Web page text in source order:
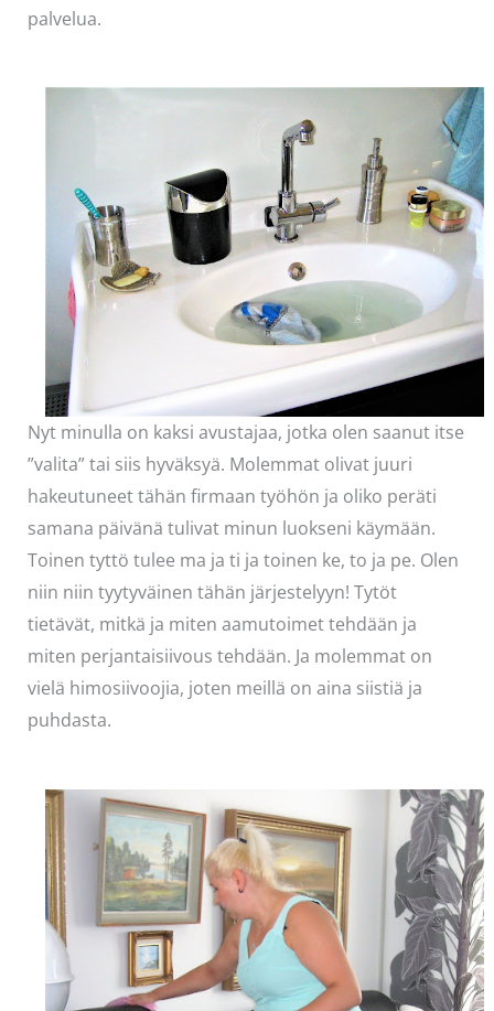
palvelua.
Nyt minulla on kaksi avustajaa, jotka olen saanut itse
”valita” tai siis hyväksyä. Molemmat olivat juuri
hakeutuneet tähän firmaan työhön ja oliko peräti
samana päivänä tulivat minun luokseni käymään.
Toinen tyttö tulee ma ja ti ja toinen ke, to ja pe. Olen
niin niin tyytyväinen tähän järjestelyyn! Tytöt
tietävät, mitkä ja miten aamutoimet tehdään ja
miten perjantaisiivous tehdään. Ja molemmat on
vielä himosiivoojia, joten meillä on aina siistiä ja
puhdasta.